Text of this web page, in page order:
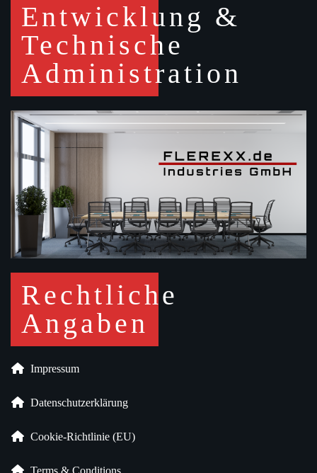
Entwicklung &
Technische
Administration
Rechtliche
Angaben
Impressum
Datenschutz­erklärung
Cookie-Richtlinie (EU)
Terms & Conditions